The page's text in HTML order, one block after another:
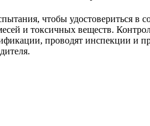
чтобы удостовериться
и токсичных веществ.
проводят инспекции и